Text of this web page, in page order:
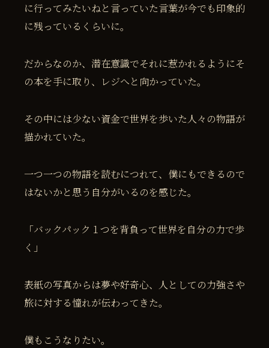
に行ってみたいねと言っていた言葉が今でも印象的
に残っているくらいに。
だからなのか、潜在意識でそれに惹かれるようにそ
の本を手に取り、レジへと向かっていた。
その中には少ない資金で世界を歩いた人々の物語が
描かれていた。
一つ一つの物語を読むにつれて、僕にもできるので
はないかと思う自分がいるのを感じた。
「バックパック１つを背負って世界を自分の力で歩
く」
表紙の写真からは夢や好奇心、人としての力強さや
旅に対する憧れが伝わってきた。
僕もこうなりたい。